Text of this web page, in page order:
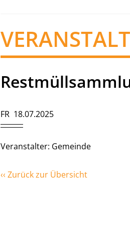
FR 18.07.2025
Veranstalter: Gemeinde
‹‹ Zurück zur Übersicht